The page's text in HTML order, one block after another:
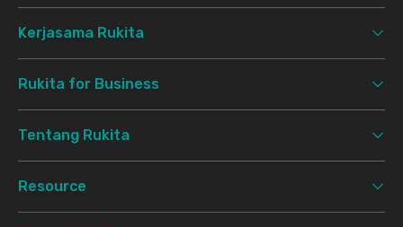
Kerjasama Rukita
Rukita for Business
Tentang Rukita
Resource